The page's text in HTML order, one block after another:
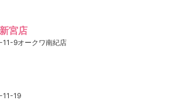
宮店
9オークワ南紀店
11-19